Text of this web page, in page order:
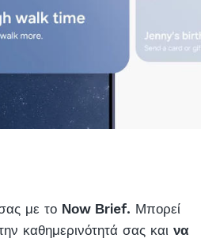
με το Νοw Βrief. Μπορεί
καθημερινότητά σας και να